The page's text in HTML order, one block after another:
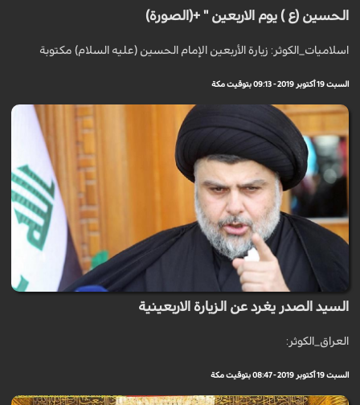
الحسين (ع ) يوم الاربعين " +(الصورة)
اسلاميات_الكوثر: زيارة الأربعين الإمام الحسين (عليه السلام) مكتوبة
السبت 19 أكتوبر 2019 - 09:13 بتوقيت مكة
السيد الصدر يغرد عن الزيارة الاربعينية
العراق_الكوثر:
السبت 19 أكتوبر 2019 - 08:47 بتوقيت مكة